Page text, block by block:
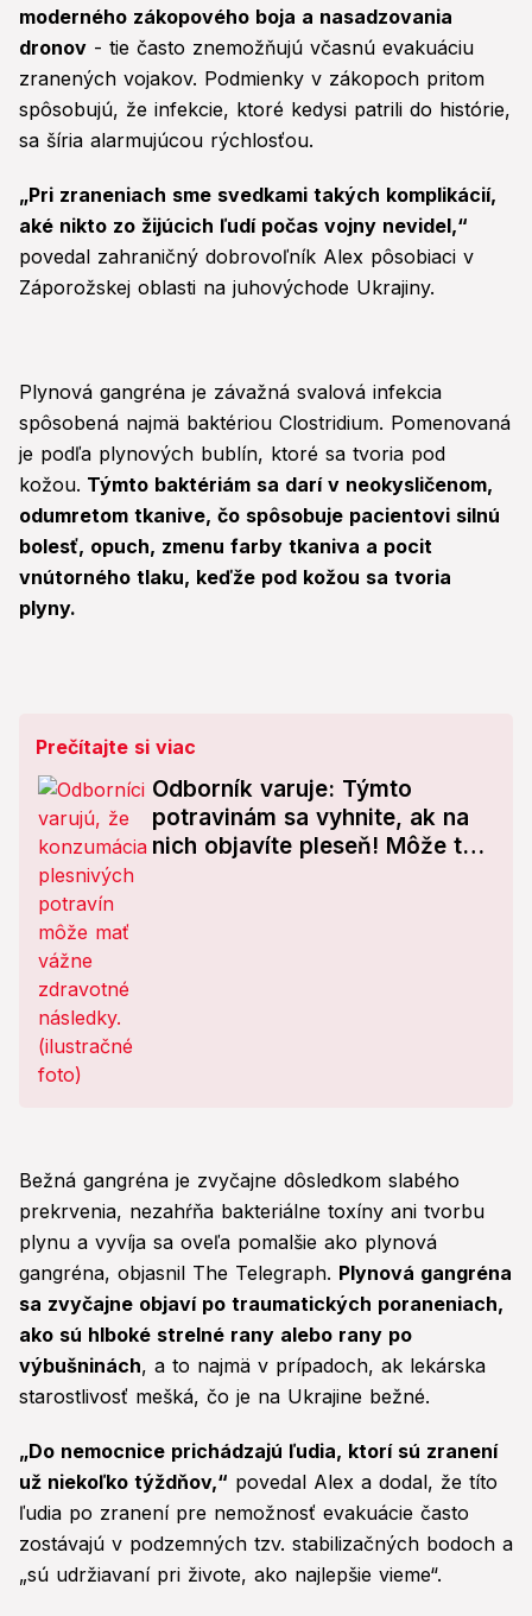
moderného zákopového boja a nasadzovania
dronov - tie často znemožňujú včasnú evakuáciu
zranených vojakov. Podmienky v zákopoch pritom
spôsobujú, že infekcie, ktoré kedysi patrili do histórie,
sa šíria alarmujúcou rýchlosťou.
„Pri zraneniach sme svedkami takých komplikácií,
aké nikto zo žijúcich ľudí počas vojny nevidel,“
povedal zahraničný dobrovoľník Alex pôsobiaci v
Záporožskej oblasti na juhovýchode Ukrajiny.
Plynová gangréna je závažná svalová infekcia
spôsobená najmä baktériou Clostridium. Pomenovaná
je podľa plynových bublín, ktoré sa tvoria pod
kožou. Týmto baktériám sa darí v neokysličenom,
odumretom tkanive, čo spôsobuje pacientovi silnú
bolesť, opuch, zmenu farby tkaniva a pocit
vnútorného tlaku, keďže pod kožou sa tvoria
plyny.
Prečítajte si viac
Odborník varuje: Týmto
potravinám sa vyhnite, ak na
nich objavíte pleseň! Môže to
Bežná gangréna je zvyčajne dôsledkom slabého
prekrvenia, nezahŕňa bakteriálne toxíny ani tvorbu
plynu a vyvíja sa oveľa pomalšie ako plynová
gangréna, objasnil The Telegraph. Plynová gangréna
sa zvyčajne objaví po traumatických poraneniach,
ako sú hlboké strelné rany alebo rany po
výbušninách, a to najmä v prípadoch, ak lekárska
starostlivosť mešká, čo je na Ukrajine bežné.
„Do nemocnice prichádzajú ľudia, ktorí sú zranení
už niekoľko týždňov,“ povedal Alex a dodal, že títo
ľudia po zranení pre nemožnosť evakuácie často
zostávajú v podzemných tzv. stabilizačných bodoch a
„sú udržiavaní pri živote, ako najlepšie vieme“.